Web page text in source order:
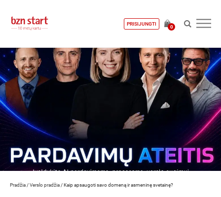
PRISIJUNGTI
0
Pradžia /Verslo pradžia /Kaip apsaugoti savo domeną ir asmeninę svetainę?